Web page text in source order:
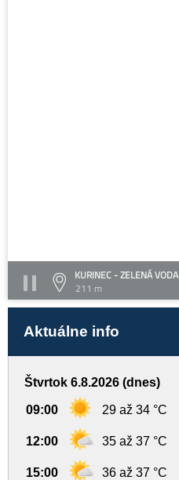
KURINEC - ZELENÁ VODA
211 m
Aktuálne info
Štvrtok 6.8.2026 (dnes)
09:00 29 až 34 °C
12:00 35 až 37 °C
15:00 36 až 37 °C